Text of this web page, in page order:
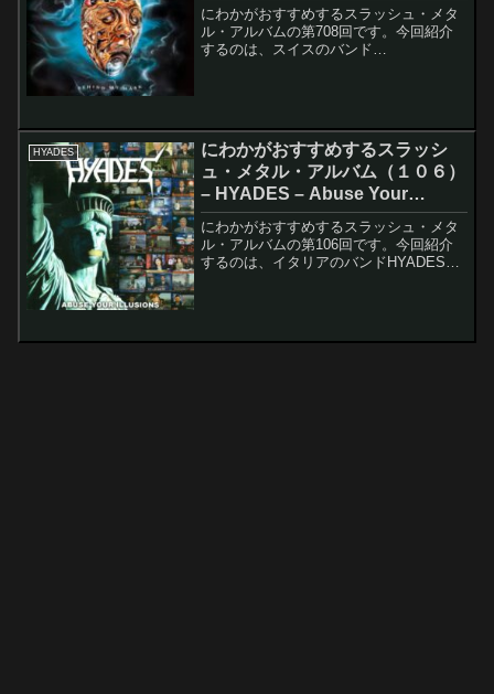
にわかがおすすめするスラッシュ・メタ
ル・アルバムの第708回です。今回紹介
するのは、スイスのバンド
HYADES
にわかがおすすめするスラッシ
ュ・メタル・アルバム（１０６）
– HYADES – Abuse Your
Illusions
にわかがおすすめするスラッシュ・メタ
ル・アルバムの第106回です。今回紹介
するのは、イタリアのバンドHYADESの